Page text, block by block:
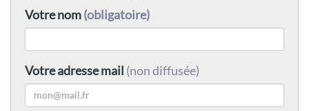
Votre nom(obligatoire)
Votre adresse mail (non diffusée)